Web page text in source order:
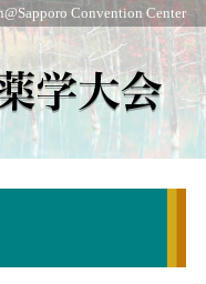
Convention Center